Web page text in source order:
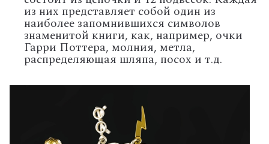
из них представляет собой один из
наиболее запомнившихся символов
знаменитой книги, как, например, очки
Гарри Поттера, молния, метла,
распределяющая шляпа, посох и т.д.